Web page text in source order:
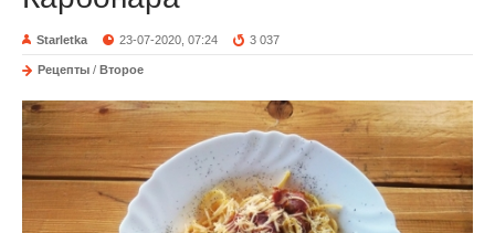
Starletka 23-07-2020, 07:24 3 037
Рецепты / Второе